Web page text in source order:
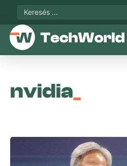
nvidia